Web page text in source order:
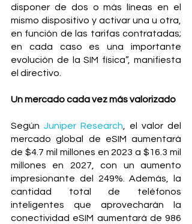
disponer de dos o más líneas en el
mismo dispositivo y activar una u otra,
en función de las tarifas contratadas;
en cada caso es una importante
evolución de la SIM física”, manifiesta
el directivo.
Un mercado cada vez más valorizado
Según Juniper Research, el valor del
mercado global de eSIM aumentará
de $4.7 mil millones en 2023 a $16.3 mil
millones en 2027, con un aumento
impresionante del 249%. Además, la
cantidad total de teléfonos
inteligentes que aprovecharán la
conectividad eSIM aumentará de 986